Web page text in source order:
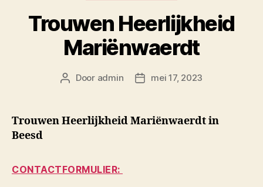
Trouwen Heerlijkheid
Mariënwaerdt
Berichtauteur
Door admin Berichtdatum
mei 17, 2023
Trouwen Heerlijkheid Mariënwaerdt in
Beesd
CONTACTFORMULIER: